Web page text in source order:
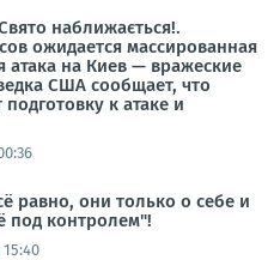
наближається!.
ожидается массированная
атака на Киев — вражеские
США сообщает, что
к атаке и
равно, они только о себе и
под контролем"!